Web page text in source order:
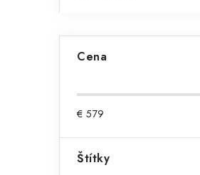
Cena
€ 579
Štítky